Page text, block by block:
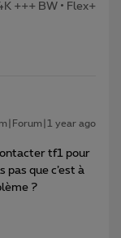
+++ BW • Flex+
year ago
tf1 pour
pas que c’est à
?